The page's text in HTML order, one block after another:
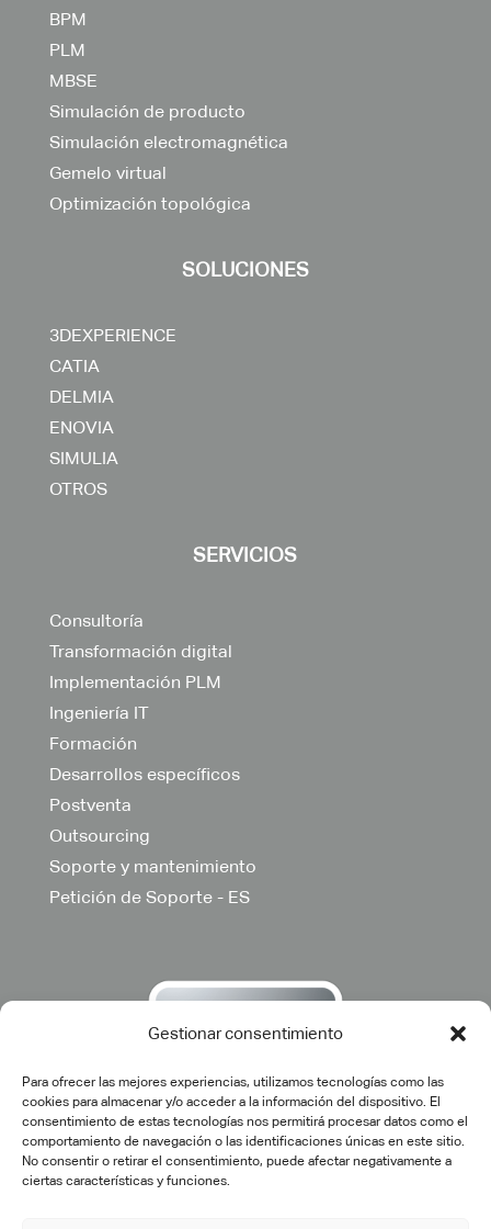
Gestionar consentimiento
Para ofrecer las mejores experiencias, utilizamos tecnologías como las
cookies para almacenar y/o acceder a la información del dispositivo. El
consentimiento de estas tecnologías nos permitirá procesar datos como el
comportamiento de navegación o las identificaciones únicas en este sitio.
No consentir o retirar el consentimiento, puede afectar negativamente a
ciertas características y funciones.
BPM
PLM
MBSE
Simulación de producto
Simulación electromagnética
Gemelo virtual
Optimización topológica
SOLUCIONES
3DEXPERIENCE
CATIA
DELMIA
ENOVIA
SIMULIA
OTROS
SERVICIOS
Consultoría
Transformación digital
Implementación PLM
Ingeniería IT
Formación
Desarrollos específicos
Postventa
Outsourcing
Soporte y mantenimiento
Petición de Soporte - ES